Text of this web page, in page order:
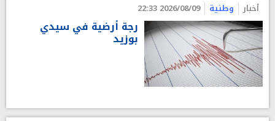
أخبار وطنية 2026/08/09 22:33
رجة أرضية في سيدي
بوزيد